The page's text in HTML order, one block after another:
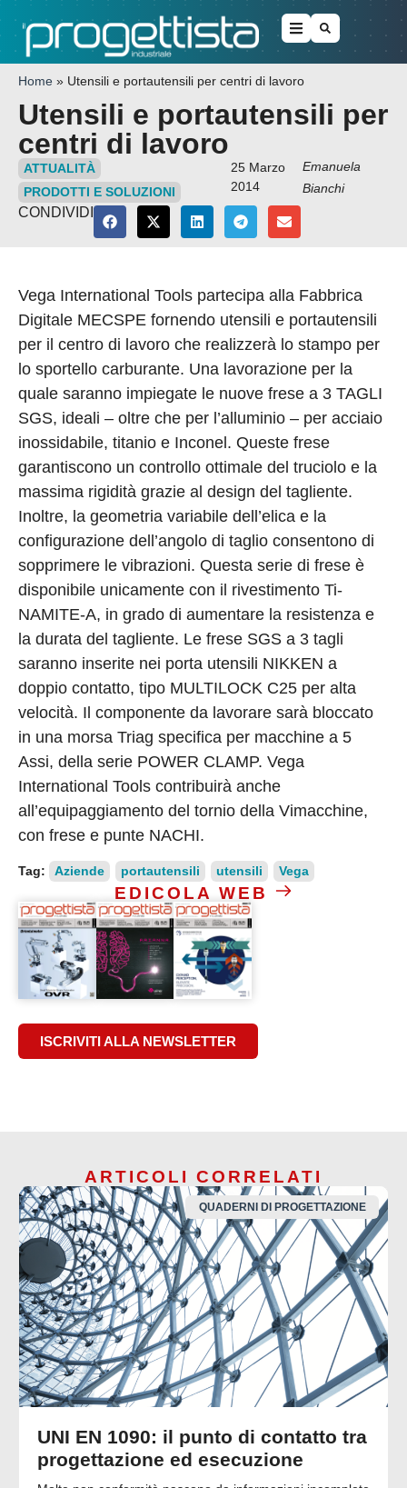
Home » Utensili e portautensili per centri di lavoro
Utensili e portautensili per
centri di lavoro
ATTUALITÀ
PRODOTTI E SOLUZIONI
25 Marzo
2014
Emanuela
Bianchi
CONDIVIDI
Vega International Tools partecipa alla Fabbrica
Digitale MECSPE fornendo utensili e portautensili
per il centro di lavoro che realizzerà lo stampo per
lo sportello carburante. Una lavorazione per la
quale saranno impiegate le nuove frese a 3 TAGLI
SGS, ideali – oltre che per l’alluminio – per acciaio
inossidabile, titanio e Inconel. Queste frese
garantiscono un controllo ottimale del truciolo e la
massima rigidità grazie al design del tagliente.
Inoltre, la geometria variabile dell’elica e la
configurazione dell’angolo di taglio consentono di
sopprimere le vibrazioni. Questa serie di frese è
disponibile unicamente con il rivestimento Ti-
NAMITE-A, in grado di aumentare la resistenza e
la durata del tagliente. Le frese SGS a 3 tagli
saranno inserite nei porta utensili NIKKEN a
doppio contatto, tipo MULTILOCK C25 per alta
velocità. Il componente da lavorare sarà bloccato
in una morsa Triag specifica per macchine a 5
Assi, della serie POWER CLAMP. Vega
International Tools contribuirà anche
all’equipaggiamento del tornio della Vimacchine,
con frese e punte NACHI.
Tag: Aziende portautensili utensili Vega
EDICOLA WEB
ISCRIVITI ALLA NEWSLETTER
ARTICOLI CORRELATI
QUADERNI DI PROGETTAZIONE
UNI EN 1090: il punto di contatto tra
progettazione ed esecuzione